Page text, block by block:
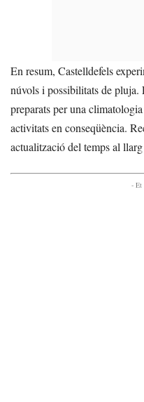
En resum, Castelldefels
núvols i possibilitats de pluja.
preparats per una
activitats en conseqüència.
actualització del temps al
- Et